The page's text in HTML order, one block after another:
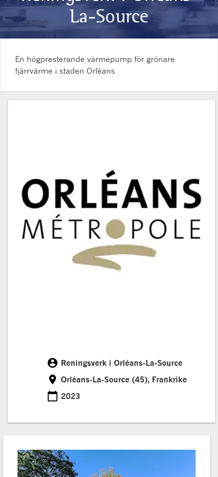
La-Source
En högpresterande värmepump för grönare
fjärrvärme i staden Orléans
account_circleCustomer
Reningsverk i Orléans-La-Source
roomLocation
Orléans-La-Source (45), Frankrike
calendar_todayDate
2023